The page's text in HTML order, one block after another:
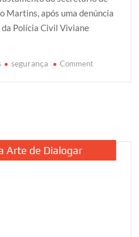
Martins, após uma denúncia
Polícia Civil Viviane
segurança Commenton
Maurício
Arte de Dialogar